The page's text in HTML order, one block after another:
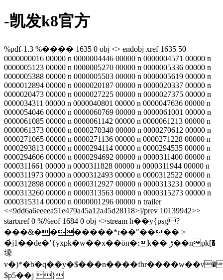
-凯发k8官方
%pdf-1.3 %���� 1635 0 obj <> endobj xref 1635 50
0000000016 00000 n 0000004446 00000 n 0000004571 00000 n
0000005123 00000 n 0000005270 00000 n 0000005336 00000 n
0000005388 00000 n 0000005503 00000 n 0000005619 00000 n
0000012894 00000 n 0000020187 00000 n 0000020337 00000 n
0000020473 00000 n 0000027225 00000 n 0000027375 00000 n
0000034311 00000 n 0000040801 00000 n 0000047636 00000 n
0000054046 00000 n 0000060769 00000 n 0000061001 00000 n
0000061085 00000 n 0000061142 00000 n 0000061213 00000 n
0000061373 00000 n 0000270340 00000 n 0000270612 00000 n
0000271065 00000 n 0000271136 00000 n 0000271228 00000 n
0000293813 00000 n 0000294114 00000 n 0000294535 00000 n
0000294606 00000 n 0000294692 00000 n 0000311400 00000 n
0000311661 00000 n 0000311828 00000 n 0000311944 00000 n
0000311973 00000 n 0000312493 00000 n 0000312522 00000 n
0000312898 00000 n 0000312927 00000 n 0000313231 00000 n
0000313260 00000 n 0000313563 00000 n 0000315273 00000 n
0000315314 00000 n 0000001296 00000 n trailer
<<9dd6a6eeeea51e479a45a12a45d28118>]/prev 10139942>>
startxref 0 %%eof 1684 0 obj <>stream h��y{psg?
���&�������*r��"���� >
�҆j1��de�٬{yxpk�w��x��ön�:k�� ڑ��npk[�
塖
$p5��j }